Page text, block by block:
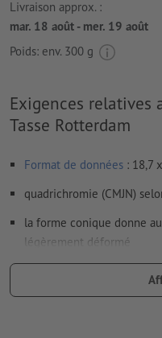
Livraison approx. :
mar. 18 août - mer. 19 août
Poids: env. 300 g
Exigences relatives
Tasse Rotterdam
Format de données : 18,7
quadrichromie (CMJN)
la forme conique donne
légèrement déformé
Les polices de caractères